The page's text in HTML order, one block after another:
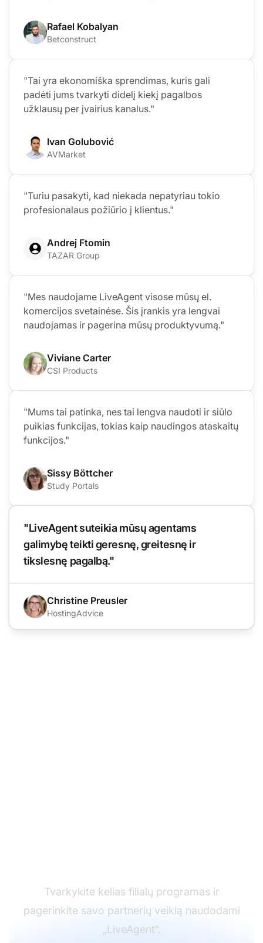
Rafael Kobalyan
Betconstruct
"Tai yra ekonomiška sprendimas, kuris gali
padėti jums tvarkyti didelį kiekį pagalbos
užklausų per įvairius kanalus."
Ivan Golubović
AVMarket
"Turiu pasakyti, kad niekada nepatyriau tokio
profesionalaus požiūrio į klientus."
Andrej Ftomin
TAZAR Group
"Mes naudojame LiveAgent visose mūsų el.
komercijos svetainėse. Šis įrankis yra lengvai
naudojamas ir pagerina mūsų produktyvumą."
Viviane Carter
CSI Products
"Mums tai patinka, nes tai lengva naudoti ir siūlo
puikias funkcijas, tokias kaip naudingos ataskaitų
funkcijos."
Sissy Böttcher
Study Portals
"LiveAgent suteikia mūsų agentams
galimybę teikti geresnę, greitesnę ir
tikslesnę pagalbą."
Christine Preusler
HostingAdvice
Tvarkykite kelias filialų programas ir
pagerinkite savo partnerių veiklą naudodami
„LiveAgent“.